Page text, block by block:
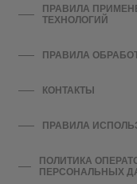
ПРАВИЛА
ТЕХНОЛОГИЙ
ПРАВИЛА
КОНТАКТЫ
ПРАВИЛА
ПОЛИТИКА
ПЕРСОНАЛЬНЫХ